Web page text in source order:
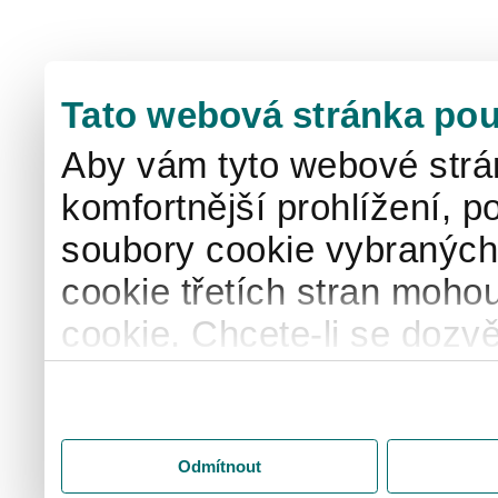
Tato webová stránka
Aby vám tyto webové
komfortnější prohlížení,
soubory cookie
cookie třetích stran
cookie. Chcete-li se
"Přijmout vše"
Odmítnout